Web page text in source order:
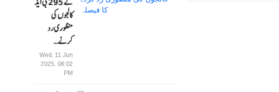
کالجوں کی
منظوری رد
کرنے…
Wed, 11 Jun
2025, 08:02
PM